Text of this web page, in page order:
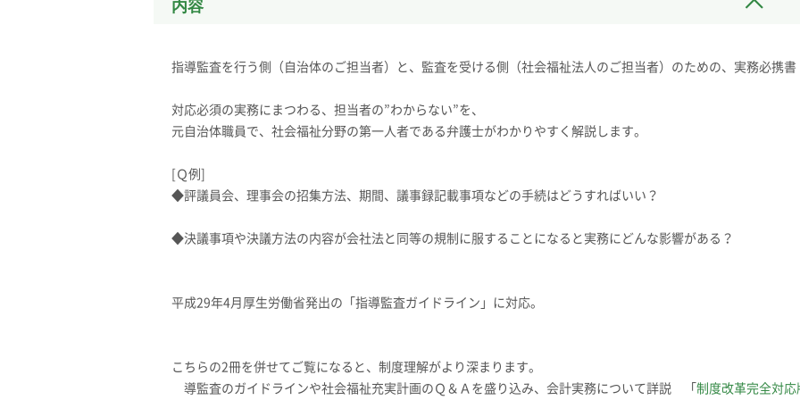
内容
指導監査を行う側（自治体のご担当者）と、監査を受ける側（社会福祉法人のご担当者）のための、実務必携書
対応必須の実務にまつわる、担当者の”わからない”を、
元自治体職員で、社会福祉分野の第一人者である弁護士がわかりやすく解説します。
[Ｑ例]
◆評議員会、理事会の招集方法、期間、議事録記載事項などの手続はどうすればいい？
◆決議事項や決議方法の内容が会社法と同等の規制に服することになると実務にどんな影響がある？
平成29年4月厚生労働省発出の「指導監査ガイドライン」に対応。
こちらの2冊を併せてご覧になると、制度理解がより深まります。
導監査のガイドラインや社会福祉充実計画のＱ＆Ａを盛り込み、会計実務について詳説 「制度改革完全対